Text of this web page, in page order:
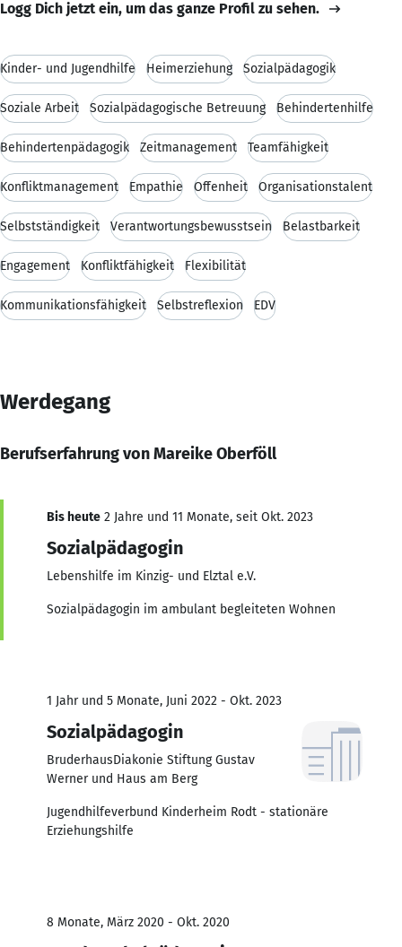
Logg Dich jetzt ein, um das ganze Profil zu sehen.
Kinder- und Jugendhilfe Heimerziehung Sozialpädagogik
Soziale Arbeit Sozialpädagogische Betreuung Behindertenhilfe
Behindertenpädagogik Zeitmanagement Teamfähigkeit
Konfliktmanagement Empathie Offenheit Organisationstalent
Selbstständigkeit Verantwortungsbewusstsein Belastbarkeit
Engagement Konfliktfähigkeit Flexibilität
Kommunikationsfähigkeit Selbstreflexion EDV
Werdegang
Berufserfahrung von Mareike Oberföll
Bis heute 2 Jahre und 11 Monate, seit Okt. 2023
Sozialpädagogin
Lebenshilfe im Kinzig- und Elztal e.V.
Sozialpädagogin im ambulant begleiteten Wohnen
1 Jahr und 5 Monate, Juni 2022 - Okt. 2023
Sozialpädagogin
BruderhausDiakonie Stiftung Gustav
Werner und Haus am Berg
Jugendhilfeverbund Kinderheim Rodt - stationäre
Erziehungshilfe
8 Monate, März 2020 - Okt. 2020